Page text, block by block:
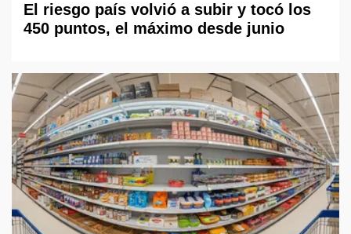
El riesgo país volvió a subir y tocó los
450 puntos, el máximo desde junio